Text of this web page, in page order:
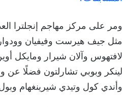
ومر على مركز مهاجم إنجلترا
مثل جيف هيرست وفيفيان
لافتهوس وآلان شيرار ومايكل
لينكر وبوبي تشارلتون فضلًا عن
وأندي كول وتيدي شيرينغهام